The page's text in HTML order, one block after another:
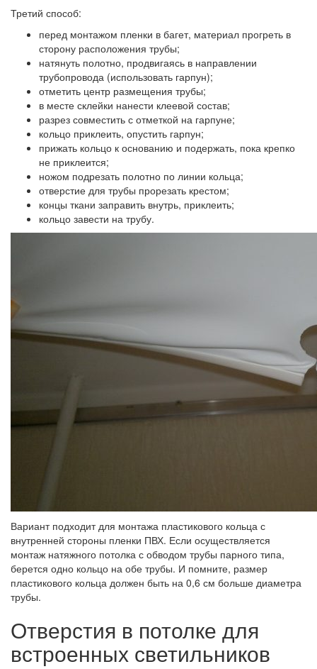
Третий способ:
перед монтажом пленки в багет, материал прогреть в
сторону расположения трубы;
натянуть полотно, продвигаясь в направлении
трубопровода (использовать гарпун);
отметить центр размещения трубы;
в месте склейки нанести клеевой состав;
разрез совместить с отметкой на гарпуне;
кольцо приклеить, опустить гарпун;
прижать кольцо к основанию и подержать, пока крепко
не приклеится;
ножом подрезать полотно по линии кольца;
отверстие для трубы прорезать крестом;
концы ткани заправить внутрь, приклеить;
кольцо завести на трубу.
Вариант подходит для монтажа пластикового кольца с
внутренней стороны пленки ПВХ. Если осуществляется
монтаж натяжного потолка с обводом трубы парного типа,
берется одно кольцо на обе трубы. И помните, размер
пластикового кольца должен быть на 0,6 см больше диаметра
трубы.
Отверстия в потолке для
встроенных светильников